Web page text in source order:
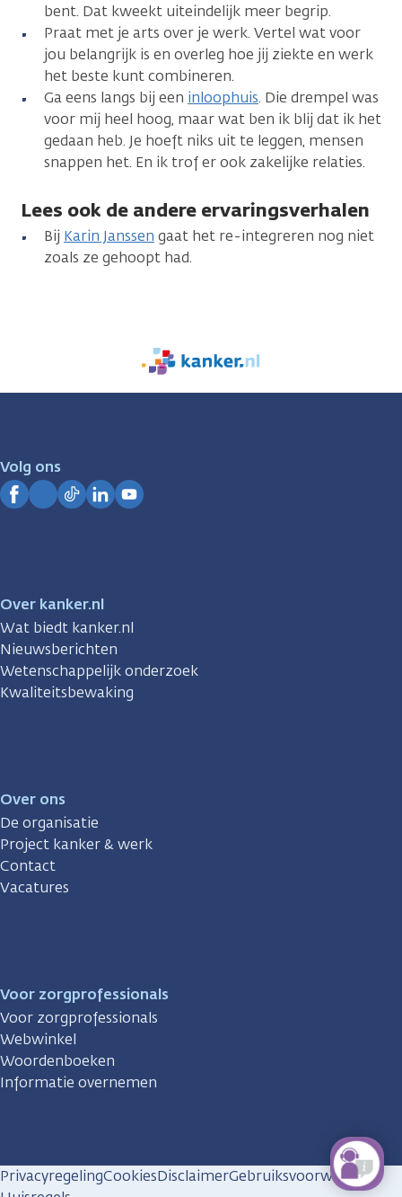
bent. Dat kweekt uiteindelijk meer begrip.
Praat met je arts over je werk. Vertel wat voor
jou belangrijk is en overleg hoe jij ziekte en werk
het beste kunt combineren.
Ga eens langs bij een inloophuis. Die drempel was
voor mij heel hoog, maar wat ben ik blij dat ik het
gedaan heb. Je hoeft niks uit te leggen, mensen
snappen het. En ik trof er ook zakelijke relaties.
Lees ook de andere ervaringsverhalen
Bij Karin Janssen gaat het re-integreren nog niet
zoals ze gehoopt had.
We
zijn
Volg ons
Over kanker.nl
Wat biedt kanker.nl
Nieuwsberichten
Wetenschappelijk onderzoek
Kwaliteitsbewaking
Over ons
De organisatie
Project kanker & werk
Contact
Vacatures
Voor zorgprofessionals
Voor zorgprofessionals
Webwinkel
Woordenboeken
Informatie overnemen
PrivacyregelingCookiesDisclaimerGebruiksvoorwaarden